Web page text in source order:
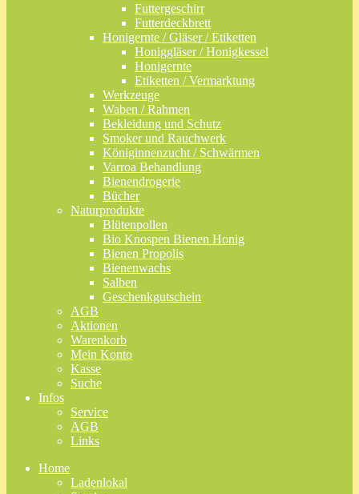
Futtergeschirr
Futterdeckbrett
Honigernte / Gläser / Etiketten
Honiggläser / Honigkessel
Honigernte
Etiketten / Vermarktung
Werkzeuge
Waben / Rahmen
Bekleidung und Schutz
Smoker und Rauchwerk
Königinnenzucht / Schwärmen
Varroa Behandlung
Bienendrogerie
Bücher
Naturprodukte
Blütenpollen
Bio Knospen Bienen Honig
Bienen Propolis
Bienenwachs
Salben
Geschenkgutschein
AGB
Aktionen
Warenkorb
Mein Konto
Kasse
Suche
Infos
Service
AGB
Links
Home
Ladenlokal